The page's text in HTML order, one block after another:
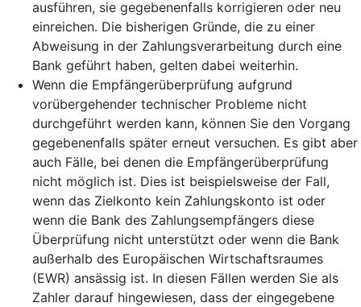
ausführen, sie gegebenenfalls korrigieren oder neu
einreichen. Die bisherigen Gründe, die zu einer
Abweisung in der Zahlungsverarbeitung durch eine
Bank geführt haben, gelten dabei weiterhin.
Wenn die Empfängerüberprüfung aufgrund
vorübergehender technischer Probleme nicht
durchgeführt werden kann, können Sie den Vorgang
gegebenenfalls später erneut versuchen. Es gibt aber
auch Fälle, bei denen die Empfängerüberprüfung
nicht möglich ist. Dies ist beispielsweise der Fall,
wenn das Zielkonto kein Zahlungskonto ist oder
wenn die Bank des Zahlungsempfängers diese
Überprüfung nicht unterstützt oder wenn die Bank
außerhalb des Europäischen Wirtschaftsraumes
(EWR) ansässig ist. In diesen Fällen werden Sie als
Zahler darauf hingewiesen, dass der eingegebene